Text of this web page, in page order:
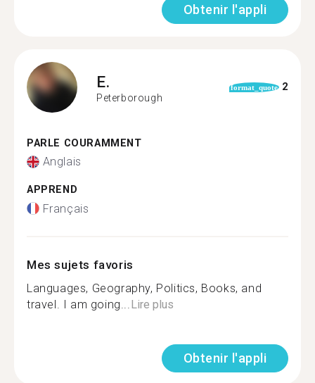
Obtenir l'appli
E.
Peterborough
format_quote 2
PARLE COURAMMENT
Anglais
APPREND
Français
Mes sujets favoris
Languages, Geography, Politics, Books, and
travel. I am going... Lire plus
Obtenir l'appli